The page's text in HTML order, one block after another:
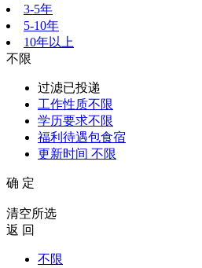
3-5年
5-10年
10年以上
不限
过滤已投递
工作性质不限
学历要求不限
福利待遇包食宿
更新时间 不限
确 定
清空所选
返 回
不限